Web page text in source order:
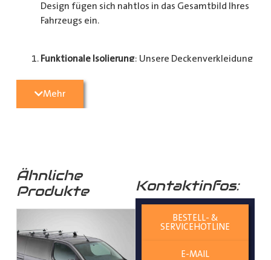
Design fügen sich nahtlos in das Gesamtbild Ihres
Fahrzeugs ein.
Funktionale Isolierung: Unsere Deckenverkleidung
verbessert auch die Isolierung des Dachraums. Das
Robuste Materialien
aus hochwertigen Materialien, die besonders
langlebig sind. Sie sind resistent gegenüber
Abnutzung und gewährleisten eine langfristige
Nutzung.
Mehr
Ähnliche
Produkte
Kontaktinfos:
BESTELL- &
SERVICEHOTLINE
E-MAIL